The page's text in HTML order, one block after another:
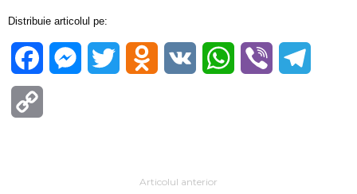
Distribuie articolul pe:
FacebookMessenger
Twitter Odnoklassniki
VK WhatsApp
Viber
Articolul anterior